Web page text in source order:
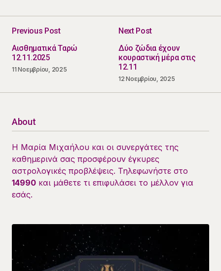
Previous Post
Αισθηματικά Ταρώ
12.11.2025
11 Νοεμβρίου, 2025
Next Post
Δύο ζώδια έχουν
κουραστική μέρα στις
12.11
12 Νοεμβρίου, 2025
About
Η Μαρία Μιχαήλου και οι συνεργάτες της
καθημερινά σας προσφέρουν έγκυρες
αστρολογικές προβλέψεις. Τηλεφωνήστε στο
14990 και μάθετε τι επιφυλάσει το μέλλον για
εσάς.